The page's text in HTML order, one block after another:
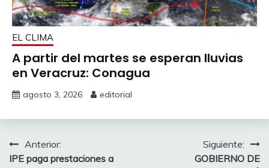
EL CLIMA
A partir del martes se esperan lluvias
en Veracruz: Conagua
agosto 3, 2026 editorial
Navegación
Anterior:
IPE paga prestaciones a
Siguiente:
GOBIERNO DE